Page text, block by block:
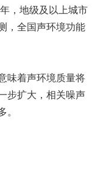
，地级及以上城市
，全国声环境功能
味着声环境质量将
步扩大，相关噪声